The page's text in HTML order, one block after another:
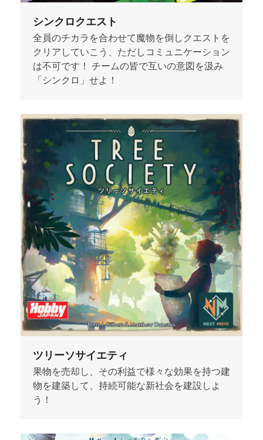
シンクロクエスト
全員のチカラを合わせて魔物を倒しクエストを
クリアしていこう、ただしコミュニケーション
は不可です！ チームの皆で互いの意図を汲み
「シンクロ」せよ！
ツリーソサイエティ
果物を売却し、その利益で様々な効果を持つ建
物を建築して、持続可能な新社会を建設しよ
う！